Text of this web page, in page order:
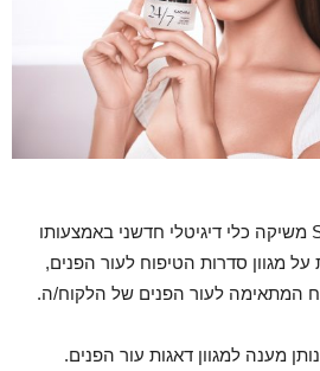
רשת הקוסמטיקה SACARA משיקה כלי דיגיטלי חדשני באמצעותו
מגוון סדרות הטיפוח לעור הפנים,
המתאימה לעור הפנים של הלקוח/ה.
מענה למגוון דאגות עור הפנים.